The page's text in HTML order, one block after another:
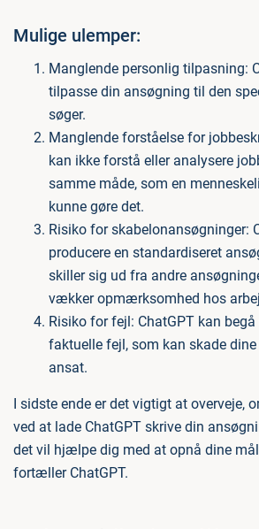
Mulige ulemper:
Manglende personlig tilpasning:
tilpasse din ansøgning til den
søger.
Manglende forståelse for
kan ikke forstå eller analysere
samme måde, som en
kunne gøre det.
Risiko for skabelonansøgninger:
producere en standardiseret
skiller sig ud fra andre
vækker opmærksomhed hos
Risiko for fejl: ChatGPT kan
faktuelle fejl, som kan skade
ansat.
I sidste ende er det vigtigt at overveje,
ved at lade ChatGPT skrive din
det vil hjælpe dig med at opnå dine
fortæller ChatGPT.